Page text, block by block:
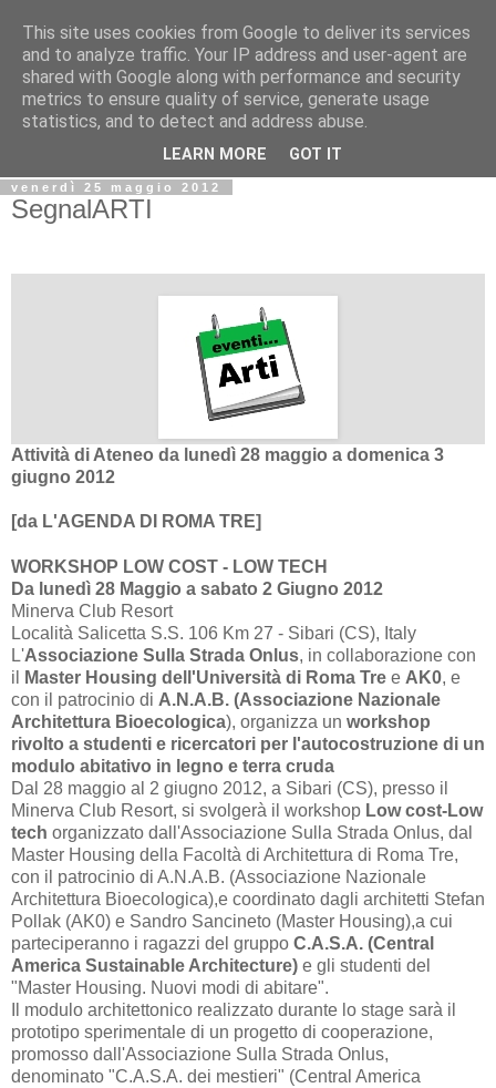
Biblio@rti in
Il Blog della Biblioteca di Area delle arti per condividere
informazioni iniziative incontri
venerdì 25 maggio 2012
SegnalARTI
Attività di Ateneo da lunedì 28 maggio a domenica 3
giugno 2012
[da L'AGENDA DI ROMA TRE]
WORKSHOP LOW COST - LOW TECH
Da lunedì 28 Maggio a sabato 2 Giugno 2012
Minerva Club Resort
Località Salicetta S.S. 106 Km 27 - Sibari (CS), Italy
L'Associazione Sulla Strada Onlus, in collaborazione con
il
Master Housing dell'Università di Roma Tre e AK0, e
con il patrocinio di A.N.A.B. (Associazione Nazionale
Architettura Bioecologica), organizza un workshop
rivolto a studenti e ricercatori per l'autocostruzione di un
modulo abitativo in legno e terra cruda
Dal 28 maggio al 2 giugno 2012, a Sibari (CS), presso il
Minerva Club Resort, si svolgerà il workshop Low cost-Low
tech organizzato dall'Associazione Sulla Strada Onlus, dal
Master Housing della Facoltà di Architettura di Roma Tre,
con il patrocinio di A.N.A.B. (Associazione Nazionale
Architettura Bioecologica),e coordinato dagli architetti Stefan
Pollak (AK0) e Sandro Sancineto (Master Housing),a cui
parteciperanno i ragazzi del gruppo C.A.S.A. (Central
America Sustainable Architecture) e gli studenti del
"Master Housing. Nuovi modi di abitare".
Il modulo architettonico realizzato durante lo stage sarà il
prototipo sperimentale di un progetto di cooperazione,
promosso dall'Associazione Sulla Strada Onlus,
denominato "C.A.S.A. dei mestieri" (Central America
This site uses cookies from Google to deliver its services
and to analyze traffic. Your IP address and user-agent are
shared with Google along with performance and security
metrics to ensure quality of service, generate usage
statistics, and to detect and address abuse.
LEARN MORE GOT IT